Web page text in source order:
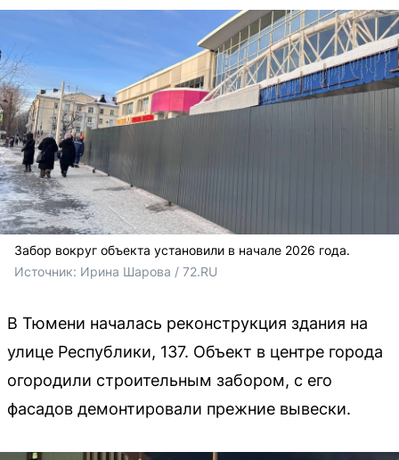
Забор вокруг объекта установили в начале 2026 года.
Источник: Ирина Шарова / 72.RU
В Тюмени началась реконструкция здания на
улице Республики, 137. Объект в центре города
огородили строительным забором, с его
фасадов демонтировали прежние вывески.